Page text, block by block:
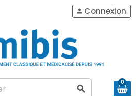
search
person Connexion
0